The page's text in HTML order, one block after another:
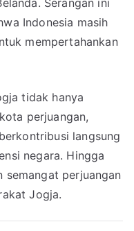
Serangan ini
Indonesia masih
mempertahankan
tidak hanya
perjuangan,
langsung
negara. Hingga
semangat perjuangan
Jogja.